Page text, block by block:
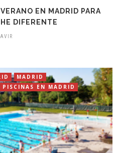
EN MADRID PARA
DIFERENTE
MADRID
PISCINAS EN MADRID